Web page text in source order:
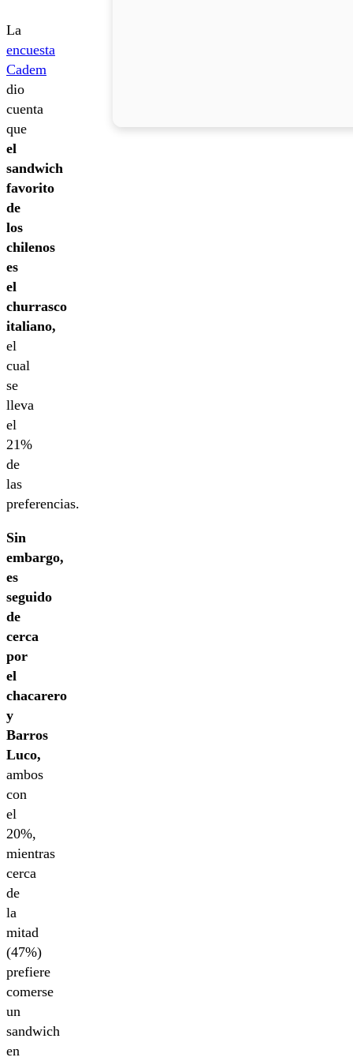
La
encuesta
Cadem
dio
cuenta
que
el
sandwich
favorito
de
los
chilenos
es
el
churrasco
italiano,
el
cual
se
lleva
el
21%
de
las
preferencias.
Sin
embargo,
es
seguido
de
cerca
por
el
chacarero
y
Barros
Luco,
ambos
con
el
20%,
mientras
cerca
de
la
mitad
(47%)
prefiere
comerse
un
sandwich
en